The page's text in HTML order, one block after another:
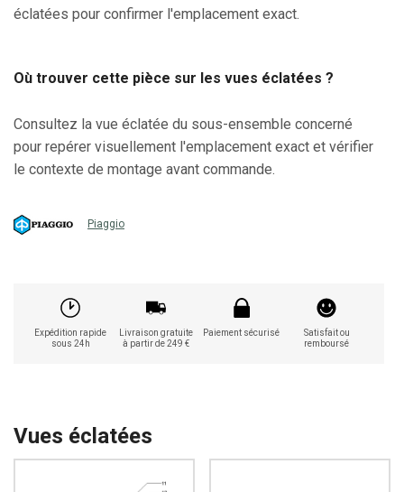
éclatées pour confirmer l'emplacement exact.
Où trouver cette pièce sur les vues éclatées ?
Consultez la vue éclatée du sous-ensemble concerné
pour repérer visuellement l'emplacement exact et vérifier
le contexte de montage avant commande.
Piaggio
Expédition rapide
sous 24h
Livraison gratuite
à partir de 249 €
Paiement sécurisé
Satisfait ou
remboursé
Vues éclatées